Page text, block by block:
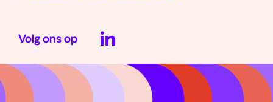
Volg ons op
in
nieuw